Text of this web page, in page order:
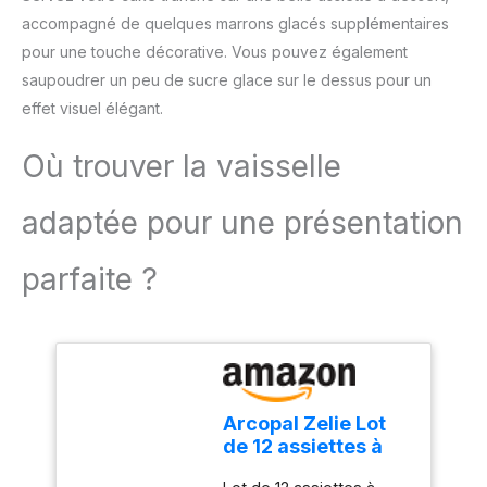
changement rapide des
accessoires. Compact et
pratique pour un usage
quotidien : Léger, doté
et parfait pour toutes vos
accompagné de quelques marrons glacés supplémentaires
pour une touche décorative. Vous pouvez également
saupoudrer un peu de sucre glace sur le dessus pour un
effet visuel élégant.
Où trouver la vaisselle
adaptée pour une présentation
parfaite ?
Arcopal Zelie Lot
de 12 assiettes à